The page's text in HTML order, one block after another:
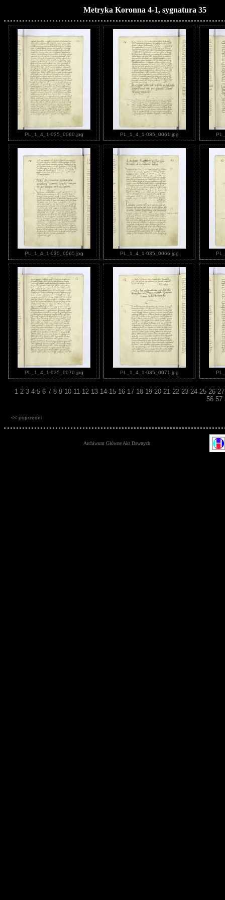
Metryka Koronna 4-1, sygnatura 35
PL_1_4_1-035_0060.jpg PL_1_4_1-035_0061.jpg
PL_1_4_1-035_0065.jpg PL_1_4_1-035_0066.jpg
PL_1_4_1-035_0070.jpg PL_1_4_1-035_0071.jpg
1 2 3 4 5 6 7 8 9 10 11 12 13 14 15 16 17 18 19 20 21 22 23 24 25 26
56 57
<< poprzedni
Archiwum Główne Akt Dawnych